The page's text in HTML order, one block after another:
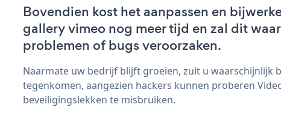
Bovendien kost het aanpassen en
gallery vimeo nog meer tijd en zal dit
problemen of bugs veroorzaken.
Naarmate uw bedrijf blijft groeien, zult u waarschijnlijk
tegenkomen, aangezien hackers kunnen proberen
beveiligingslekken te misbruiken.